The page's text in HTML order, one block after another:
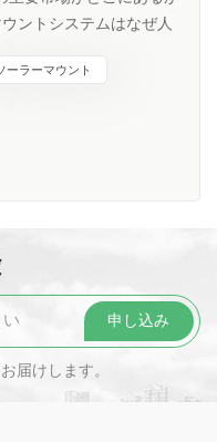
ントシステムはなぜ人
ストラリア、ヨーロッ
に鉄/錫の屋根 のソーラ
米国: それらは主に、
ソーラー マウント シス
ア： オーストラリア
ーロッパ： オーストラ
多くのソーラー ルーフ
ー バラスト システム
去の例では、ヨーロッ
ーラーマウント
届けします。